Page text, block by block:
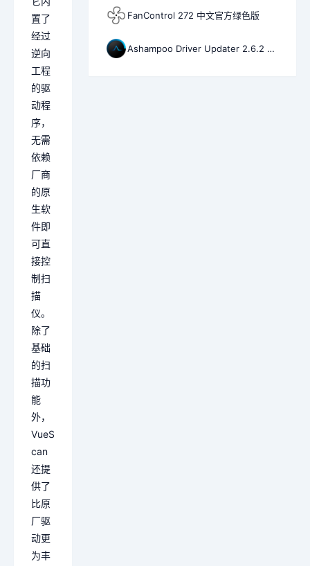
置了
经过
逆向
工程
的驱
动程
序，
无需
依赖
厂商
的原
生软
件即
可直
接控
制扫
描
仪。
除了
基础
的扫
描功
能
外，
VueS
can
还提
供了
比原
厂驱
动更
为丰
FanControl 272 中文官方绿色版
Ashampoo Driver Updater 2.6.2 中文特别版